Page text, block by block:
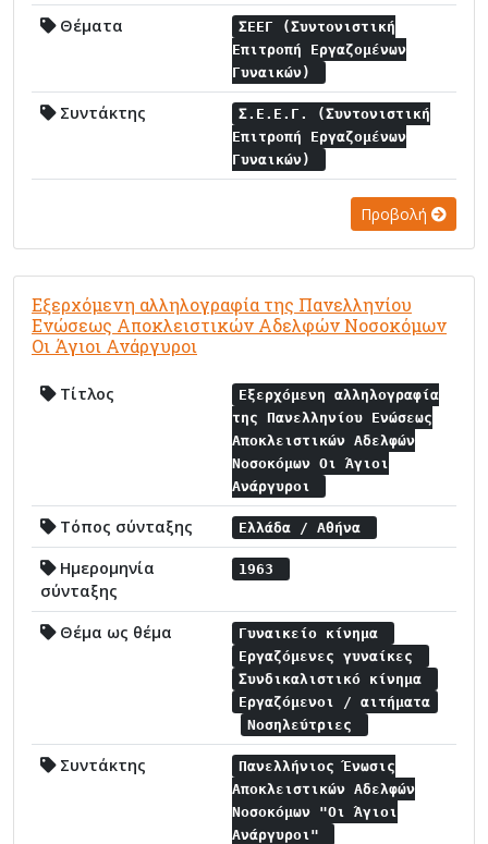
Θέματα
ΣΕΕΓ (Συντονιστική
Επιτροπή Εργαζομένων
Γυναικών)
Συντάκτης
Σ.Ε.Ε.Γ. (Συντονιστική
Επιτροπή Εργαζομένων
Γυναικών)
Προβολή
Εξερχόμενη αλληλογραφία της Πανελληνίου
Ενώσεως Αποκλειστικών Αδελφών Νοσοκόμων
Οι Άγιοι Ανάργυροι
Τίτλος
Εξερχόμενη αλληλογραφία
της Πανελληνίου Ενώσεως
Αποκλειστικών Αδελφών
Νοσοκόμων Οι Άγιοι
Ανάργυροι
Τόπος σύνταξης Ελλάδα / Αθήνα
Ημερομηνία
σύνταξης
1963
Θέμα ως θέμα
Γυναικείο κίνημα
Εργαζόμενες γυναίκες
Συνδικαλιστικό κίνημα
Εργαζόμενοι / αιτήματα
Νοσηλεύτριες
Συντάκτης
Πανελλήνιος Ένωσις
Αποκλειστικών Αδελφών
Νοσοκόμων "Οι Άγιοι
Ανάργυροι"